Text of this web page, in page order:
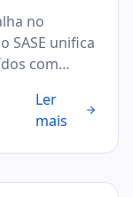
no
SASE unifica
com
Ler
mais